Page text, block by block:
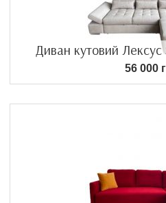
Диван кутовий
56 000